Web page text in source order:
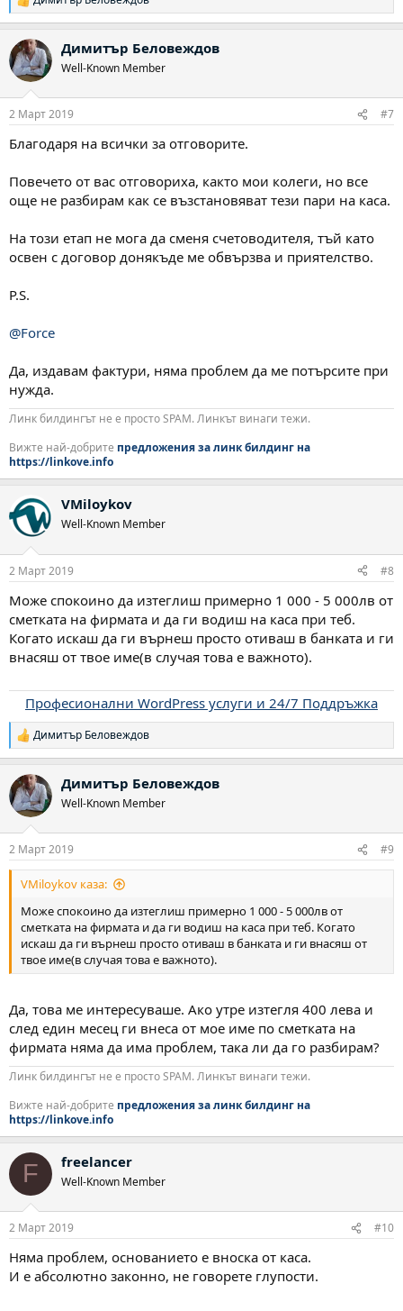
Р
е
к
ц
и
Димитър Беловеждов
Well-Known Member
2 Март 2019 #7
Благодаря на всички за отговорите.
Повечето от вас отговориха, както мои колеги, но все
още не разбирам как се възстановяват тези пари на каса.
На този етап не мога да сменя счетоводителя, тъй като
освен с договор донякъде ме обвързва и приятелство.
P.S.
@Force
Да, издавам фактури, няма проблем да ме потърсите при
нужда.
Линк билдингът не е просто SPAM. Линкът винаги тежи.
Вижте най-добрите предложения за линк билдинг на
https://linkove.info
VMiloykov
Well-Known Member
2 Март 2019 #8
Може спокоино да изтеглиш примерно 1 000 - 5 000лв от
сметката на фирмата и да ги водиш на каса при теб.
Когато искаш да ги върнеш просто отиваш в банката и ги
внасяш от твое име(в случая това е важното).
Професионални WordPress услуги и 24/7 Поддръжка
Р
е
к
ц
и
Димитър Беловеждов
Димитър Беловеждов
Well-Known Member
2 Март 2019 #9
VMiloykov каза:
Може спокоино да изтеглиш примерно 1 000 - 5 000лв от
сметката на фирмата и да ги водиш на каса при теб. Когато
искаш да ги върнеш просто отиваш в банката и ги внасяш от
твое име(в случая това е важното).
Да, това ме интересуваше. Ако утре изтегля 400 лева и
след един месец ги внеса от мое име по сметката на
фирмата няма да има проблем, така ли да го разбирам?
Линк билдингът не е просто SPAM. Линкът винаги тежи.
Вижте най-добрите предложения за линк билдинг на
https://linkove.info
F freelancer
Well-Known Member
2 Март 2019 #10
Няма проблем, основанието е вноска от каса.
И е абсолютно законно, не говорете глупости.